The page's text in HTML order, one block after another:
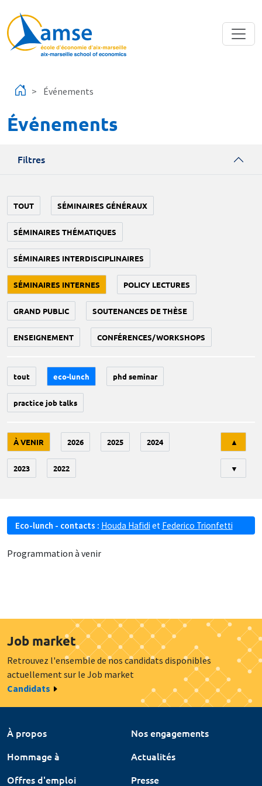
Événements
Événements
Filtres
TOUT SÉMINAIRES GÉNÉRAUX
SÉMINAIRES THÉMATIQUES
SÉMINAIRES INTERDISCIPLINAIRES
SÉMINAIRES INTERNES POLICY LECTURES
GRAND PUBLIC SOUTENANCES DE THÈSE
ENSEIGNEMENT CONFÉRENCES/WORKSHOPS
tout eco-lunch phd seminar
practice job talks
À VENIR 2026 2025 2024
2023 2022
▲
▼
Eco-lunch - contacts : Houda Hafidi et Federico Trionfetti
Programmation à venir
Job market
Retrouvez l'ensemble de nos candidats disponibles
actuellement sur le Job market
Candidats
À propos
Nos engagements
Hommage à
Actualités
Offres d'emploi
Presse